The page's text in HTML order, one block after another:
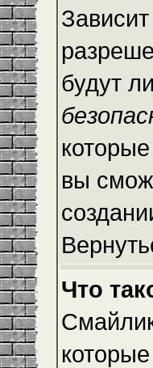
будут
вы
Что